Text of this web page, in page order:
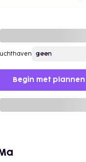
Begin met plannen